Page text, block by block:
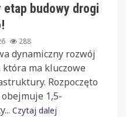
etap budowy drogi
288
dynamiczny rozwój
ma kluczowe
Rozpoczęto
1,5-
Czytaj dalej